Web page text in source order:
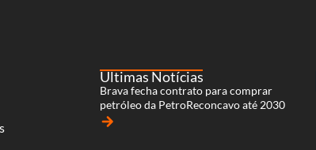
Últimas Notícias
Brava fecha contrato para comprar
petróleo da PetroReconcavo até 2030
arrow_forward